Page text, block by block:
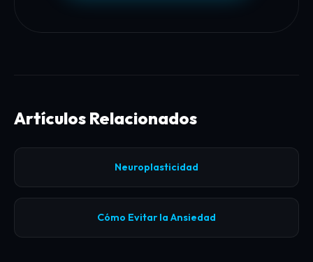
Artículos Relacionados
Neuroplasticidad
Cómo Evitar la Ansiedad